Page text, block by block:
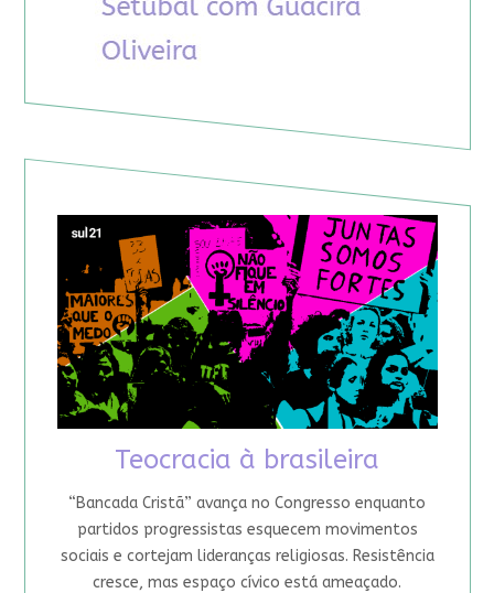
Teocracia à brasileira
“Bancada Cristã” avança no Congresso enquanto
partidos progressistas esquecem movimentos
sociais e cortejam lideranças religiosas. Resistência
cresce, mas espaço cívico está ameaçado.